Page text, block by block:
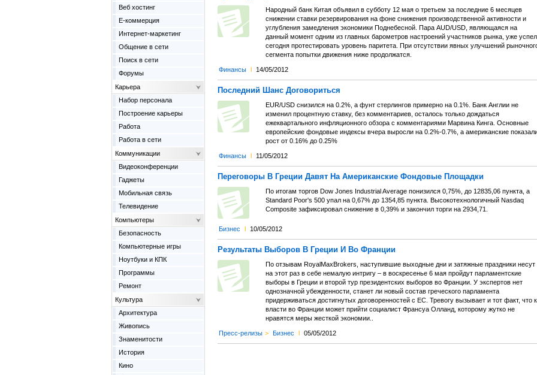
Народный банк Китая объявил в субботу 12 мая о третьем за последние 6 месяцев
снижении ставки резервирования на фоне снижения производственной активности и
углубления замедления экономики Поднебесной. Пара AUD/USD, являющаяся на
данный момент одним из главных барометров настроений участников рынка, уже
сегодня протестировать уровень паритета. При отсутствии явных улучшений
сегмента попытки движения ниже продолжатся.
Финансы l 14/05/2012
Последний Шанс Договориться
EUR/USD снизился на 0.2%, а фунт стерлингов примерно на 0.1%. Банк Англии не
изменил процентную ставку, без комментариев, осталось только дождаться
ежеквартального инфляционного обзора с комментариями Марвина Кинга. Основные
европейские фондовые индексы вчера выросли на 0.2%-0.7%, а американские
рост от 0.16% до 0.25%
Финансы l 11/05/2012
Переговоры В Греции Давят На Американские Фондовые Площадки
По итогам торгов Dow Jones Industrial Average понизился 0,75%, до 12835,06 пункта, а
Standard Poor's 500 упал на 0,67% до 1354,85 пункта. Высокотехнологичный Nasdaq
Composite зафиксировал снижение в 0,39% и закончил торги на 2934,71.
Бизнес l 10/05/2012
Результаты Выборов В Греции И Во Франции
По отзывам RoyalMaxBrokers, наступившие выходные дни и затяжные праздники несут
на этот раз в себе немалую интригу – в воскресенье 6 мая пройдут парламентские
выборы в Греции и второй тур президентских выборов во Франции. У экспертов нет
однозначной убежденности, станет ли новый состав греческого парламента
придерживаться достигнутых договоренностей с ЕС. Тревогу вызывает и тот факт, что к
власти во Франции может прийти социалист Франсуа Олланд, которому жутко не
нравятся меры жесткой экономии..
Пресс-релизы > Бизнес l 05/05/2012
Веб хостинг
Е-коммерция
Интернет-маркетинг
Общение в сети
Поиск в сети
Форумы
Карьера
Набор персонала
Построение карьеры
Работа
Работа в сети
Коммуникации
Видеоконференции
Гаджеты
Мобильная связь
Телевидение
Компьютеры
Безопасность
Компьютерные игры
Ноутбуки и КПК
Программы
Ремонт
Культура
Архитектура
Живопись
Знаменитости
История
Кино